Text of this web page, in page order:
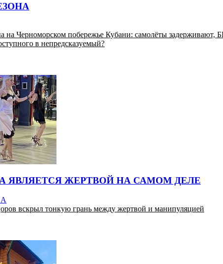
на Черноморском побережье Кубани: самолёты
в непредсказуемый?
ЯВЛЯЕТСЯ ЖЕРТВОЙ НА САМОМ ДЕЛЕ
вскрыл тонкую грань между жертвой и манипуляцией